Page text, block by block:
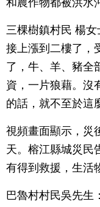
三棵樹鎮村民 楊
接上漲到二樓了，
了，牛、羊、豬全
資，一片狼藉。沒
的話，就不至於這
視頻畫面顯示，災
天。榕江縣城災民
有得到救援，生活
巴魯村村民吳先生